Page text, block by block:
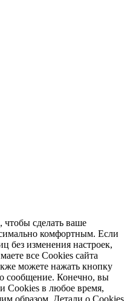
сделать ваше
комфортным. Если
без изменения настроек,
все Cookies сайта
можете нажать кнопку
сообщение. Конечно, вы
Cookies в любое время,
образом. Детали о Cookies